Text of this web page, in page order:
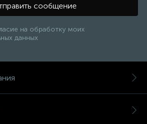
сообщение
на обработку моих
данных